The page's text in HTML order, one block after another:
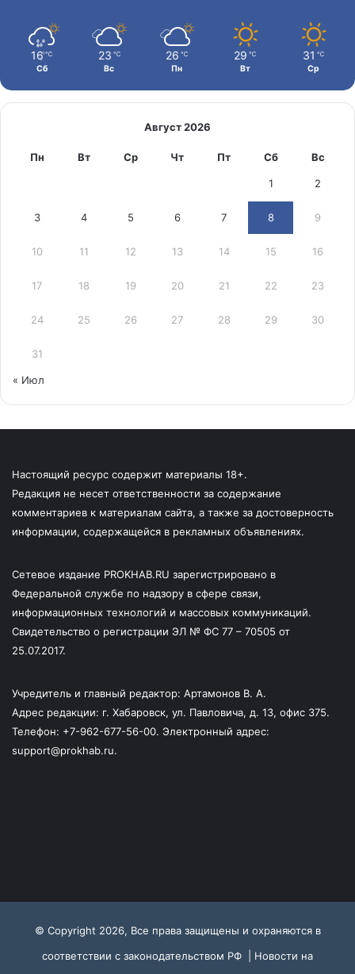
16 ℃
Сб
23 ℃
Вс
26 ℃
Пн
29 ℃
Вт
31 ℃
Ср
Август 2026
Пн Вт Ср Чт Пт Сб Вс
1 2
3 4 5 6 7 8 9
10 11 12 13 14 15 16
17 18 19 20 21 22 23
24 25 26 27 28 29 30
31
« Июл
Настоящий ресурс содержит материалы 18+.
Редакция не несет ответственности за содержание
комментариев к материалам сайта, а также за достоверность
информации, содержащейся в рекламных объявлениях.
Сетевое издание PROKHAB.RU зарегистрировано в
Федеральной службе по надзору в сфере связи,
информационных технологий и массовых коммуникаций.
Свидетельство о регистрации ЭЛ № ФС 77 – 70505 от
25.07.2017.
Учредитель и главный редактор: Артамонов В. А.
Адрес редакции: г. Хабаровск, ул. Павловича, д. 13, офис 375.
Телефон: +7-962-677-56-00. Электронный адрес:
support@prokhab.ru.
© Copyright 2026, Все права защищены и охраняются в
соответствии с законодательством РФ | Новости на